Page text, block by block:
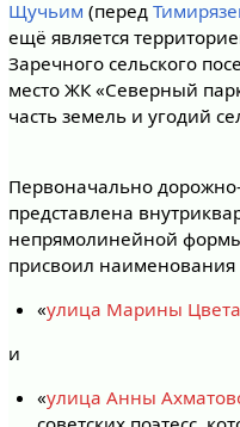
Щучьим (перед
ещё является
Заречного сельского
место ЖК «Северный
часть земель и угодий
Первоначально
представлена
непрямолинейной
присвоил наименования
«улица Марины
и
«улица Анны